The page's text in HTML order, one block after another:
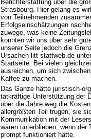
Berichterstattung über die
Strasbourg. Hier gelang es
von Teilnehmenden
Erfolgseinschätzungen
zuwege, was keine
konnten wir uns über sehr
unserer Seite jedoch die
Ursachen litt stattweb.de
Startseite. Bei vielen
ausreichen, um sich
Kaffee zu machen.
Das Ganze hätte juristisch-
tatkräftige Unterstützung der
über die Jahre weg die
allergrößten Teil trugen, sie
Kommunikation mit der
wären unterblieben, wenn der
prompt funktioniert hätte.